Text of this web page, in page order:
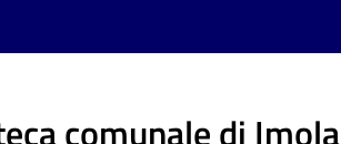
comunale di Imola